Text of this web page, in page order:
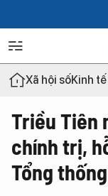
Xã hội sốKinh
Triều Tiên
chính trị,
Tổng thống